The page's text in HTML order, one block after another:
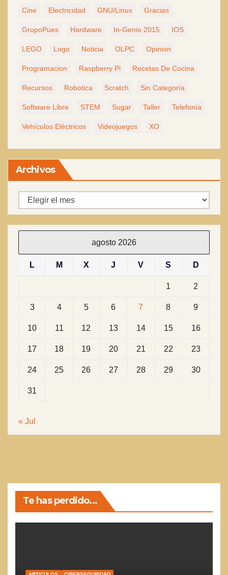
Cine Electricidad GNU/Linux Gracias
GrupoPues Hardware In-Genio 2015 IOS
LEGO Logo Noticia OLPC Opinion
Programacion Raspberry Pi Recetas De Cocina
Recursos Robotica Scratch Sin Categoría
Software Libre STEM Sugar Taller Telefonía
Vehículos Eléctricos Videojuegos XO
Archivos
Archivos
agosto 2026
L M X J V S D
1 2
3 4 5 6 7 8 9
10 11 12 13 14 15 16
17 18 19 20 21 22 23
24 25 26 27 28 29 30
31
« Jul
Te has perdido...